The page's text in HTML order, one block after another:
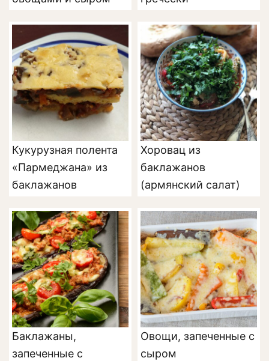
Кукурузная полента
«Пармеджана» из
баклажанов
Хоровац из
баклажанов
(армянский салат)
Баклажаны,
запеченные с
Овощи, запеченные с
сыром